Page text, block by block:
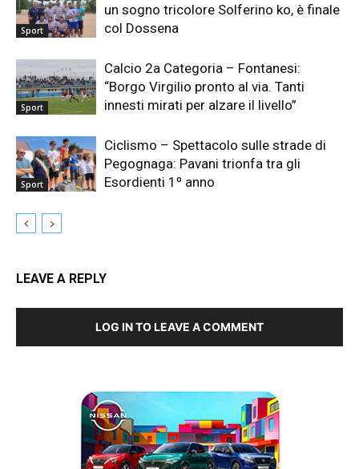
Sport
un sogno tricolore Solferino ko, è finale
col Dossena
Sport
Calcio 2a Categoria – Fontanesi:
“Borgo Virgilio pronto al via. Tanti
innesti mirati per alzare il livello”
Sport
Ciclismo – Spettacolo sulle strade di
Pegognaga: Pavani trionfa tra gli
Esordienti 1º anno
LEAVE A REPLY
LOG IN TO LEAVE A COMMENT